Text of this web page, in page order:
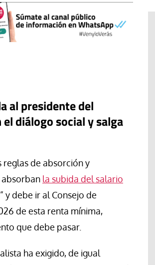
al presidente del
diálogo social y salga
de absorción y
la subida del salario
y debe ir al Consejo de
de esta renta mínima,
que debe pasar.
ha exigido, de igual
#EstáPasando
“Aquí se está defendiendo la
democracia” afirma Roberto
Saviano ante la comunidad que
resiste el desalojo de Spin Time
Abraham Canales